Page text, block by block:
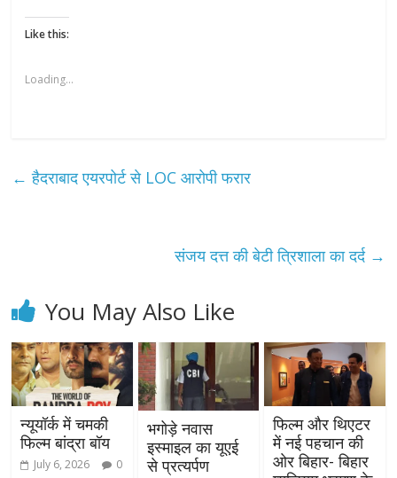
Like this:
Loading...
← हैदराबाद एयरपोर्ट से LOC आरोपी फरार
संजय दत्त की बेटी त्रिशाला का दर्द →
You May Also Like
न्यूयॉर्क में चमकी
फिल्म बांद्रा बॉय
July 6, 2026 0
भगोड़े नवास
इस्माइल का यूएई
से प्रत्यर्पण
फिल्म और थिएटर
में नई पहचान की
ओर बिहार- बिहार